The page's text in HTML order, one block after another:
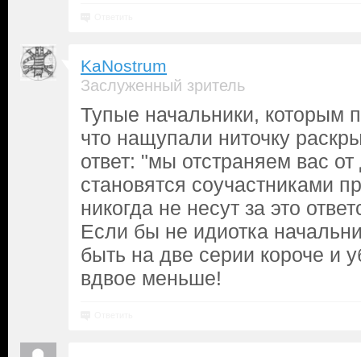
KaNostrum
Заслуженный зритель
Тупые начальники, которым
что нащупали ниточку
ответ: "мы отстраняем вас
становятся соучастниками
никогда не несут за это
Если бы не идиотка
быть на две серии короче и
вдвое меньше!